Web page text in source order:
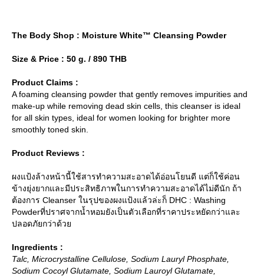
The Body Shop : Moisture White™ Cleansing Powder
Size & Price : 50 g. / 890 THB
Product Claims :
A foaming cleansing powder that gently removes impurities and
make-up while removing dead skin cells, this cleanser is ideal
for all skin types, ideal for women looking for brighter more
smoothly toned skin.
Product Reviews :
ผงแป้งล้างหน้านี้ใช้สารทำความสะอาดได้อ่อนโยนดี แต่ก็ใช้ค่อน
ข้างยุ่งยากและมีประสิทธิภาพในการทำความสะอาดได้ไม่ดีนัก ถ้า
ต้องการ Cleanser ในรุปของผงแป้งแล้วล่ะก็ DHC : Washing
Powderที่ปราศจากน้ำหอมยังเป็นตัวเลือกที่ราคาประหยัดกว่าและ
ปลอดภัยกว่าด้ว
Ingredients :
Talc, Microcrystalline Cellulose, Sodium Lauryl Phosphate,
Sodium Cocoyl Glutamate, Sodium Lauroyl Glutamate,